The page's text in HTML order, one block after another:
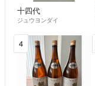
十四代
ジュウヨンダイ
4